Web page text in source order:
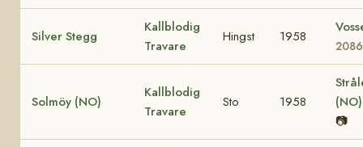
Silver Stegg
Kallblodig
Travare
Hingst 1958
Solmöy (NO)
Kallblodig
Travare
Sto 1958
📷